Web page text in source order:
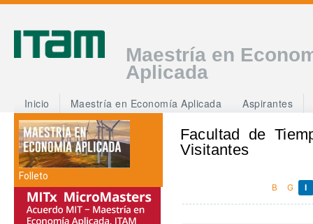
Maestría en
Aplicada
Inicio Maestría en Economía Aplicada Aspirantes
Facultad de
Visitantes
B G I
Folleto